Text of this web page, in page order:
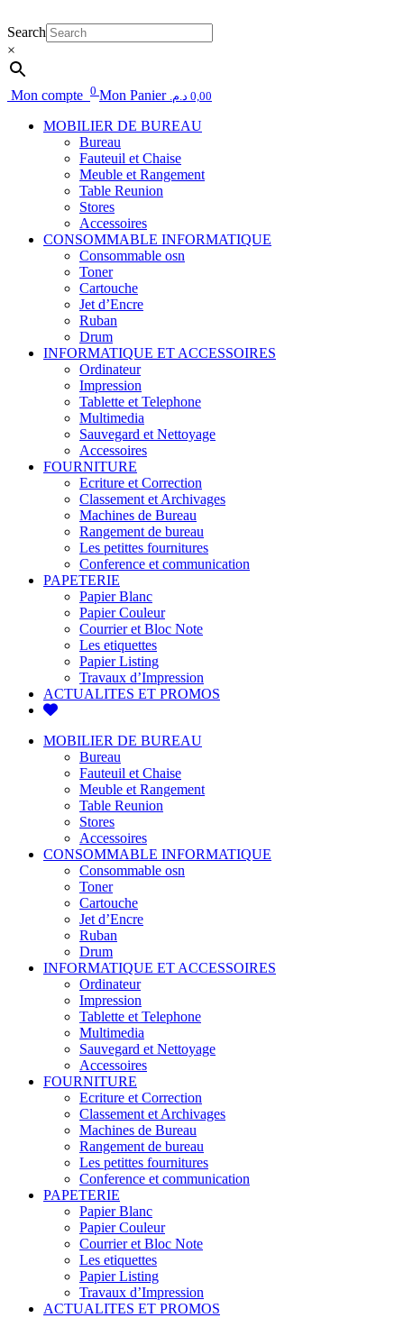
Search
×
Mon compte 0 Mon Panier 0,00 د.م.
MOBILIER DE BUREAU
Bureau
Fauteuil et Chaise
Meuble et Rangement
Table Reunion
Stores
Accessoires
CONSOMMABLE INFORMATIQUE
Consommable osn
Toner
Cartouche
Jet d’Encre
Ruban
Drum
INFORMATIQUE ET ACCESSOIRES
Ordinateur
Impression
Tablette et Telephone
Multimedia
Sauvegard et Nettoyage
Accessoires
FOURNITURE
Ecriture et Correction
Classement et Archivages
Machines de Bureau
Rangement de bureau
Les petittes fournitures
Conference et communication
PAPETERIE
Papier Blanc
Papier Couleur
Courrier et Bloc Note
Les etiquettes
Papier Listing
Travaux d’Impression
ACTUALITES ET PROMOS
MOBILIER DE BUREAU
Bureau
Fauteuil et Chaise
Meuble et Rangement
Table Reunion
Stores
Accessoires
CONSOMMABLE INFORMATIQUE
Consommable osn
Toner
Cartouche
Jet d’Encre
Ruban
Drum
INFORMATIQUE ET ACCESSOIRES
Ordinateur
Impression
Tablette et Telephone
Multimedia
Sauvegard et Nettoyage
Accessoires
FOURNITURE
Ecriture et Correction
Classement et Archivages
Machines de Bureau
Rangement de bureau
Les petittes fournitures
Conference et communication
PAPETERIE
Papier Blanc
Papier Couleur
Courrier et Bloc Note
Les etiquettes
Papier Listing
Travaux d’Impression
ACTUALITES ET PROMOS